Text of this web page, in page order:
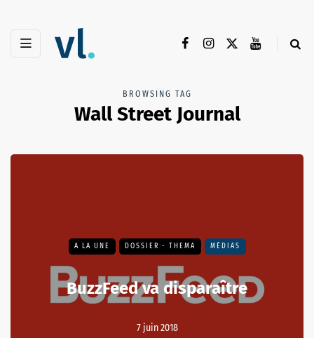
BROWSING TAG
Wall Street Journal
A LA UNE DOSSIER - THEMA MÉDIAS
BuzzFeed va disparaître
7 juin 2018